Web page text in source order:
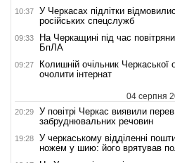
10:37
У Черкасах підлітки
російських спецслужб
09:33
На Черкащині під час
БпЛА
09:27
Колишній очільник
очолити інтернат
04 серпня
20:29
У повітрі Черкас виявили
забруднювальних речовин
19:28
У черкаському відділенні
ножем у шию: його врятував